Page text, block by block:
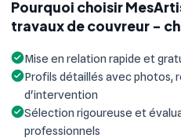
Pourquoi choisir
travaux de couvreur -
Mise en relation rapide et
Profils détaillés avec photos,
d'intervention
Sélection rigoureuse et
professionnels